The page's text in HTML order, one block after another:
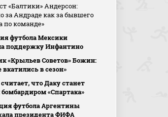
«Балтики» Андерсон:
за Андраде как за бывшего
по команде»
футбола Мексики
поддержку Инфантино
«Крыльев Советов» Божин:
в сезон»
что Даку станет
«Спартака»
футбола Аргентины
президента ФИФА